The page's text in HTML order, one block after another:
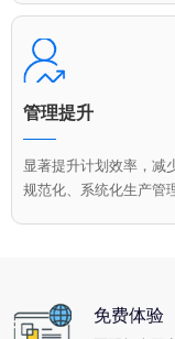
管理提升
显著提升计划效率，减
规范化、系统化生产管
免费体验